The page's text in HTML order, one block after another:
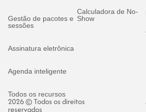
Gestão de pacotes e
sessões
Assinatura eletrônica
Agenda inteligente
Todos os recursos
Calculadora de No-
Show
2026 © Todos os direitos
reservados